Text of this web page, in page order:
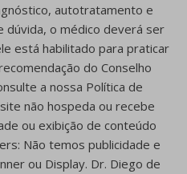
autotratamento e
dúvida, o médico deverá ser
está habilitado para praticar
do Conselho
a nossa Política de
não hospeda ou recebe
ou exibição de conteúdo
Não temos publicidade e
ou Display. Dr. Diego de